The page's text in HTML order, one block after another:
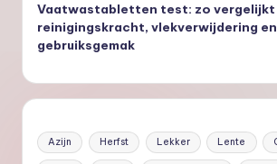
Vaatwastabletten test: zo vergelijkt
reinigingskracht, vlekverwijdering en
gebruiksgemak
Azijn Herfst Lekker Lente